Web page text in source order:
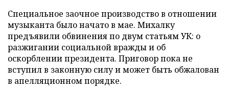
Специальное заочное производство в отношении
музыканта было начато в мае. Михалку
предъявили обвинения по двум статьям УК: о
разжигании социальной вражды и об
оскорблении президента. Приговор пока не
вступил в законную силу и может быть обжалован
в апелляционном порядке.